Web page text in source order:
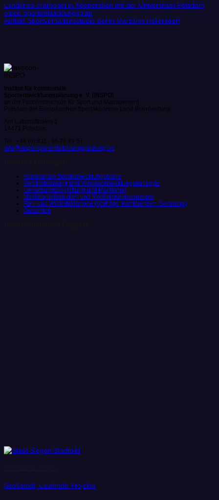
Landkreis erarbeitet in Kooperation mit der Universitaet Potsdam
einen Sportentwicklungsplan
Auftakt Sportverhaltensstudie Berlin Marzahn-Hellersdorf
Institut für kommunale
Sportentwicklungsplanung e. V. (INSPO)
an der Fachhochschule für Sport und Management
Potsdam der Europäischen Sportakademie Land Brandenburg
Am Luftschiffhafen 1
14471 Potsdam
Tel.: +49 (0) 331 / 96 78 78 57
info@inspo-sportentwicklungsplanung.de
Kommunale Sportentwicklungspläne
Vereinsberatung und Vereinsentwicklungskonzepte
Umsetzungsbegleitung und Monitoring
Machbarkeitsstudien und Realisierungskonzepte
Fort- und Weiterbildungen (Vorträge, Konferenzen, Seminare)
Gutachten
Großstadt, Laufende Projekte